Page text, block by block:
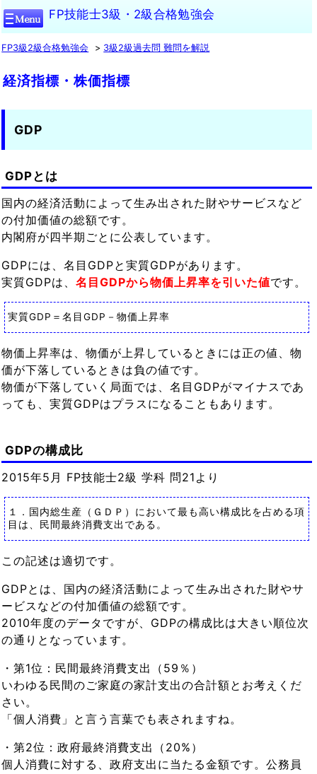
FP技能士3級・2級合格勉強会
FP3級2級合格勉強会 3級2級過去問 難問を解説
経済指標・株価指標
GDP
GDPとは
国内の経済活動によって生み出された財やサービスなど
の付加価値の総額です。
内閣府が四半期ごとに公表しています。
GDPには、名目GDPと実質GDPがあります。
実質GDPは、名目GDPから物価上昇率を引いた値です。
実質GDP＝名目GDP－物価上昇率
物価上昇率は、物価が上昇しているときには正の値、物
価が下落しているときは負の値です。
物価が下落していく局面では、名目GDPがマイナスであ
っても、実質GDPはプラスになることもあります。
GDPの構成比
2015年5月 FP技能士2級 学科 問21より
１．国内総生産（ＧＤＰ）において最も高い構成比を占める項
目は、民間最終消費支出である。
この記述は適切です。
GDPとは、国内の経済活動によって生み出された財やサ
ービスなどの付加価値の総額です。
2010年度のデータですが、GDPの構成比は大きい順位次
の通りとなっています。
・第1位：民間最終消費支出（59％）
いわゆる民間のご家庭の家計支出の合計額とお考えくだ
さい。
「個人消費」と言う言葉でも表されますね。
・第2位：政府最終消費支出（20%）
個人消費に対する、政府支出に当たる金額です。公務員